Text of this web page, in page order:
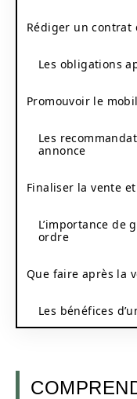
Rédiger un contrat
Les obligations
Promouvoir le
Les
annonce
Finaliser la vente
L’importance de
ordre
Que faire après la
Les bénéfices